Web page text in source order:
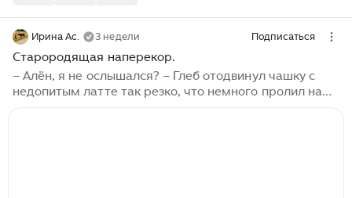
Ирина Ас. 3 недели Подписаться
Старородящая наперекор.
– Алён, я не ослышался? – Глеб отодвинул чашку с
недопитым латте так резко, что немного пролил на